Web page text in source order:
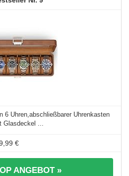
6 Uhren,abschließbarer Uhrenkasten
Glasdeckel ...
€
ANGEBOT »